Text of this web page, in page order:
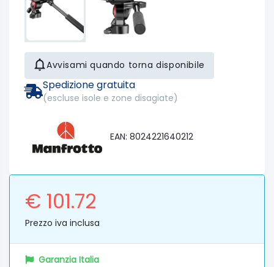
Avvisami quando torna disponibile
Spedizione gratuita
(escluse isole e zone disagiate)
EAN: 8024221640212
€ 101.72
Prezzo iva inclusa
Garanzia Italia